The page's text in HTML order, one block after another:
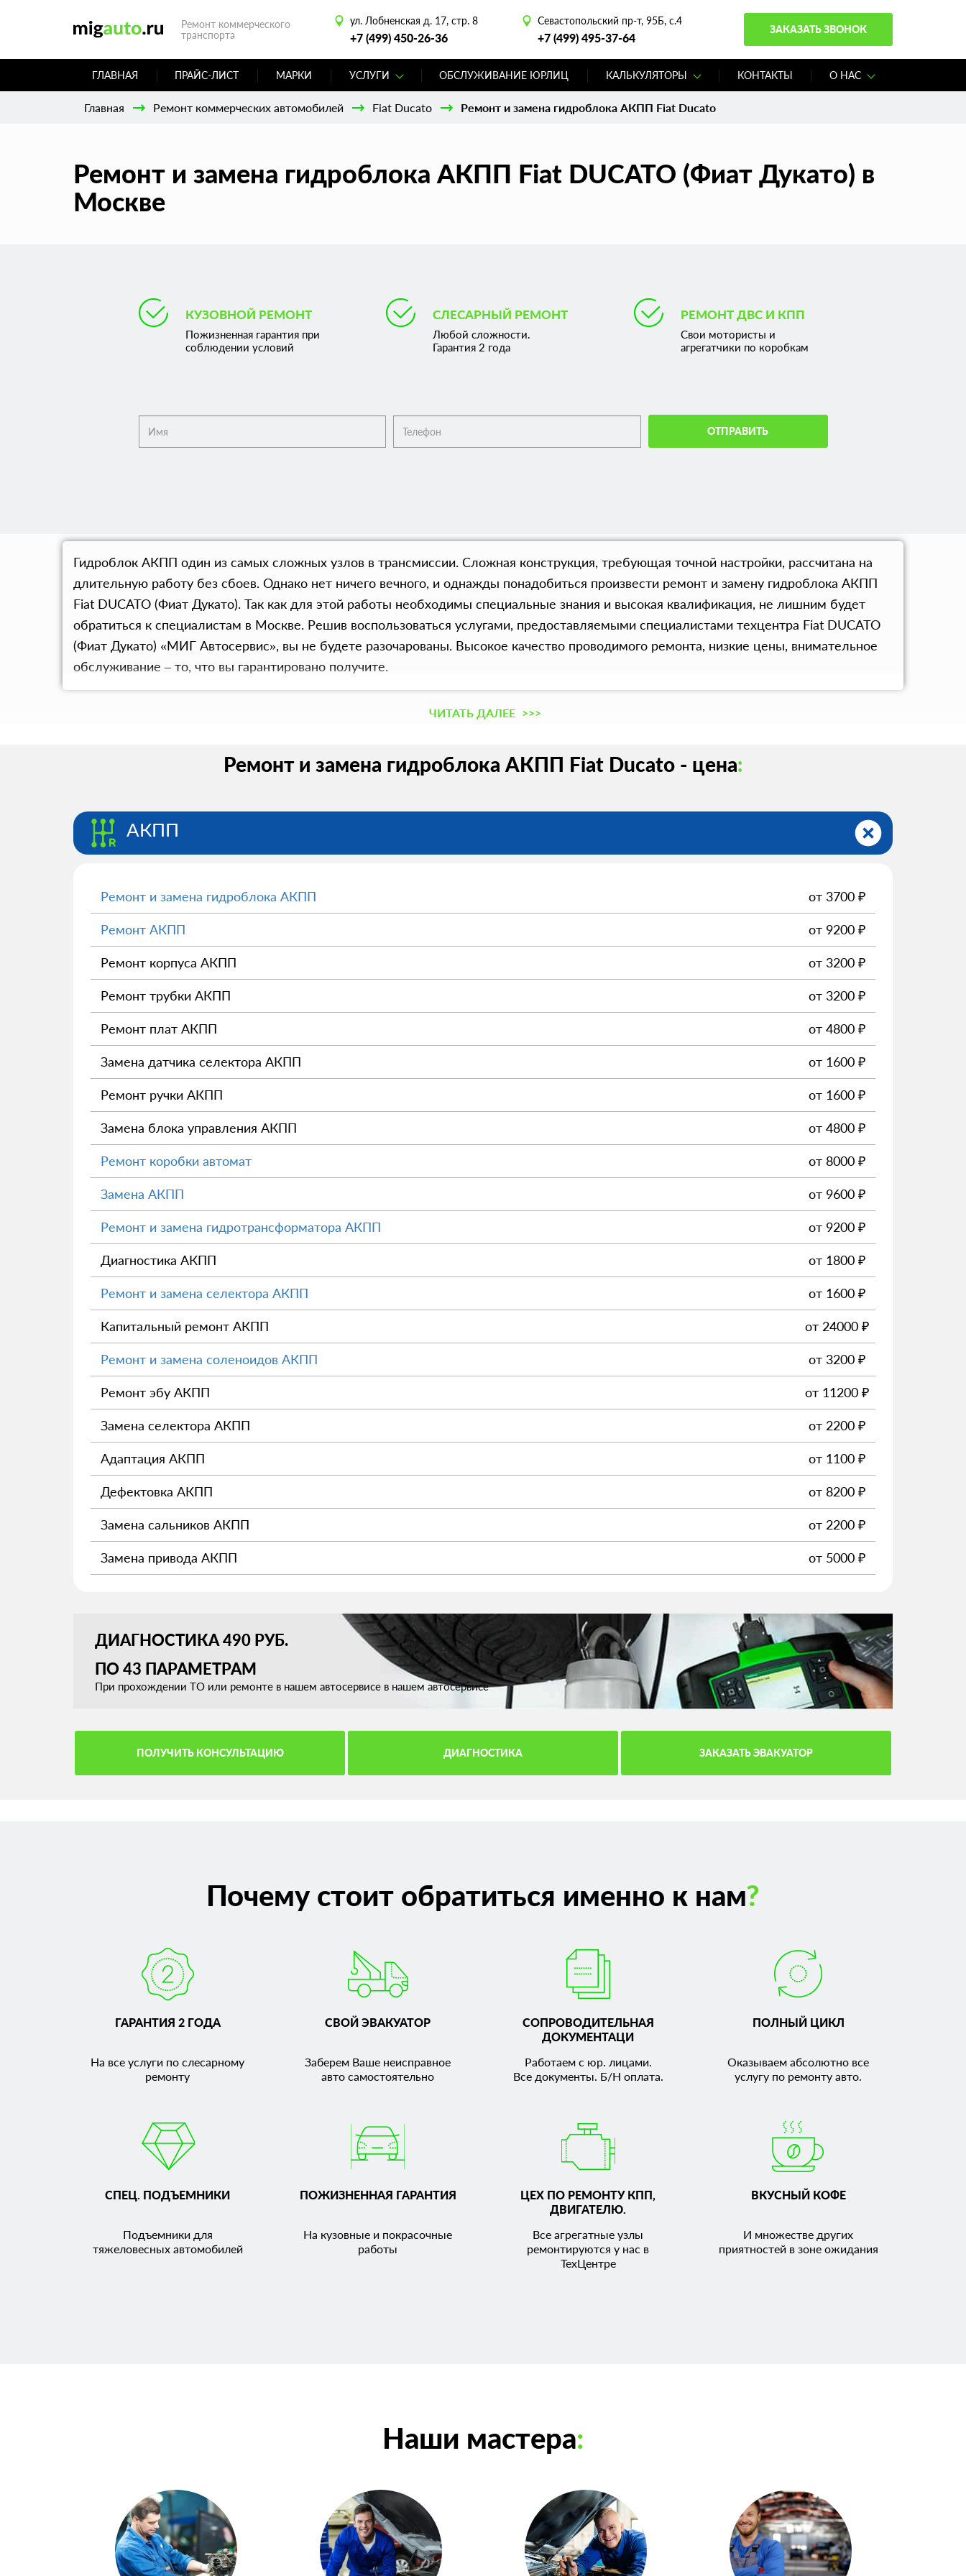
Ремонт коммерческого
транспорта
ул. Лобненская д. 17, стр. 8
+7 (499) 450-26-36
Севастопольский пр-т, 95Б, с.4
+7 (499) 495-37-64
ЗАКАЗАТЬ ЗВОНОК
ГЛАВНАЯ ПРАЙС-ЛИСТ МАРКИ УСЛУГИ ОБСЛУЖИВАНИЕ ЮРЛИЦ КАЛЬКУЛЯТОРЫ КОНТАКТЫ О НАС
Главная Ремонт коммерческих автомобилей Fiat Ducato Ремонт и замена гидроблока АКПП Fiat Ducato
Ремонт и замена гидроблока АКПП Fiat DUCATO (Фиат Дукато) в
Москве
КУЗОВНОЙ РЕМОНТ
Пожизненная гарантия при
соблюдении условий
СЛЕСАРНЫЙ РЕМОНТ
Любой сложности.
Гарантия 2 года
РЕМОНТ ДВС И КПП
Свои мотористы и
агрегатчики по коробкам
ОТПРАВИТЬ
Гидроблок АКПП один из самых сложных узлов в трансмиссии. Сложная конструкция, требующая точной настройки, рассчитана на
длительную работу без сбоев. Однако нет ничего вечного, и однажды понадобиться произвести ремонт и замену гидроблока АКПП
Fiat DUCATO (Фиат Дукато). Так как для этой работы необходимы специальные знания и высокая квалификация, не лишним будет
обратиться к специалистам в Москве. Решив воспользоваться услугами, предоставляемыми специалистами техцентра Fiat DUCATO
(Фиат Дукато) «МИГ Автосервис», вы не будете разочарованы. Высокое качество проводимого ремонта, низкие цены, внимательное
обслуживание – то, что вы гарантировано получите.
ЧИТАТЬ ДАЛЕЕ >>>
Ремонт и замена гидроблока АКПП Fiat Ducato - цена:
АКПП
Ремонт и замена гидроблока АКПП от 3700 ₽
Ремонт АКПП от 9200 ₽
Ремонт корпуса АКПП от 3200 ₽
Ремонт трубки АКПП от 3200 ₽
Ремонт плат АКПП от 4800 ₽
Замена датчика селектора АКПП от 1600 ₽
Ремонт ручки АКПП от 1600 ₽
Замена блока управления АКПП от 4800 ₽
Ремонт коробки автомат от 8000 ₽
Замена АКПП от 9600 ₽
Ремонт и замена гидротрансформатора АКПП от 9200 ₽
Диагностика АКПП от 1800 ₽
Ремонт и замена селектора АКПП от 1600 ₽
Капитальный ремонт АКПП от 24000 ₽
Ремонт и замена соленоидов АКПП от 3200 ₽
Ремонт эбу АКПП от 11200 ₽
Замена селектора АКПП от 2200 ₽
Адаптация АКПП от 1100 ₽
Дефектовка АКПП от 8200 ₽
Замена сальников АКПП от 2200 ₽
Замена привода АКПП от 5000 ₽
ДИАГНОСТИКА 490 РУБ.
ПО 43 ПАРАМЕТРАМ
При прохождении ТО или ремонте в нашем автосервисе в нашем автосервисе
ПОЛУЧИТЬ КОНСУЛЬТАЦИЮ ДИАГНОСТИКА ЗАКАЗАТЬ ЭВАКУАТОР
Почему стоит обратиться именно к нам?
ГАРАНТИЯ 2 ГОДА
На все услуги по слесарному
ремонту
СВОЙ ЭВАКУАТОР
Заберем Ваше неисправное
авто самостоятельно
СОПРОВОДИТЕЛЬНАЯ
ДОКУМЕНТАЦИ
Работаем с юр. лицами.
Все документы. Б/Н оплата.
ПОЛНЫЙ ЦИКЛ
Оказываем абсолютно все
услугу по ремонту авто.
СПЕЦ. ПОДЪЕМНИКИ
Подъемники для
тяжеловесных автомобилей
ПОЖИЗНЕННАЯ ГАРАНТИЯ
На кузовные и покрасочные
работы
ЦЕХ ПО РЕМОНТУ КПП,
ДВИГАТЕЛЮ.
Все агрегатные узлы
ремонтируются у нас в
ТехЦентре
ВКУСНЫЙ КОФЕ
И множестве других
приятностей в зоне ожидания
Наши мастера: